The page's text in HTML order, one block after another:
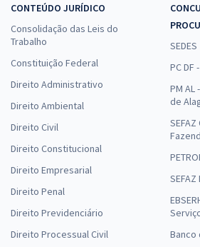
CONTEÚDO JURÍDICO
Consolidação das Leis do
Trabalho
Constituição Federal
Direito Administrativo
Direito Ambiental
Direito Civil
Direito Constitucional
Direito Empresarial
Direito Penal
Direito Previdenciário
Direito Processual Civil
SEDES
PC DF
PM AL
de
SEFAZ
Banco